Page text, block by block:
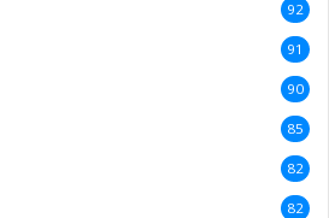
92
91
90
85
82
82